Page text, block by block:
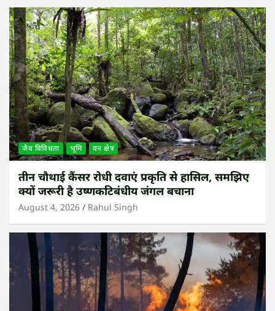
जैव विविधता भूमि वन क्षेत्र
तीन चौथाई कैंसर रोधी दवाएं प्रकृति से हासिल, समझिए
क्यों जरूरी है उष्णकटिबंधीय जंगल बचाना
August 4, 2026 Rahul Singh